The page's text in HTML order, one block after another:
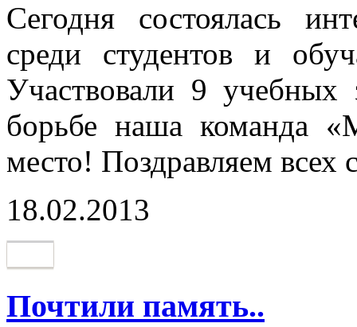
Сегодня состоялась
среди студентов и
Участвовали 9 учебных
борьбе наша команда
место! Поздравляем всех
18.02.2013
Почтили память..